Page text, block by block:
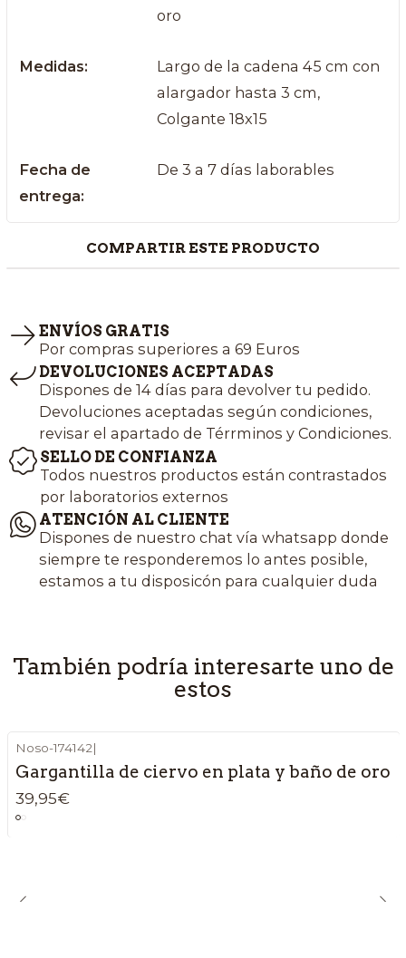
oro
Medidas:
Largo de la cadena 45 cm con
alargador hasta 3 cm,
Colgante 18x15
Fecha de
entrega:
De 3 a 7 días laborables
COMPARTIR ESTE PRODUCTO
ENVÍOS GRATIS
Por compras superiores a 69 Euros
DEVOLUCIONES ACEPTADAS
Dispones de 14 días para devolver tu pedido.
Devoluciones aceptadas según condiciones,
revisar el apartado de Térrminos y Condiciones.
SELLO DE CONFIANZA
Todos nuestros productos están contrastados
por laboratorios externos
ATENCIÓN AL CLIENTE
Dispones de nuestro chat vía whatsapp donde
siempre te responderemos lo antes posible,
estamos a tu disposicón para cualquier duda
También podría interesarte uno de
estos
Noso-174142|
Gargantilla de ciervo en plata y baño de oro
39,95€